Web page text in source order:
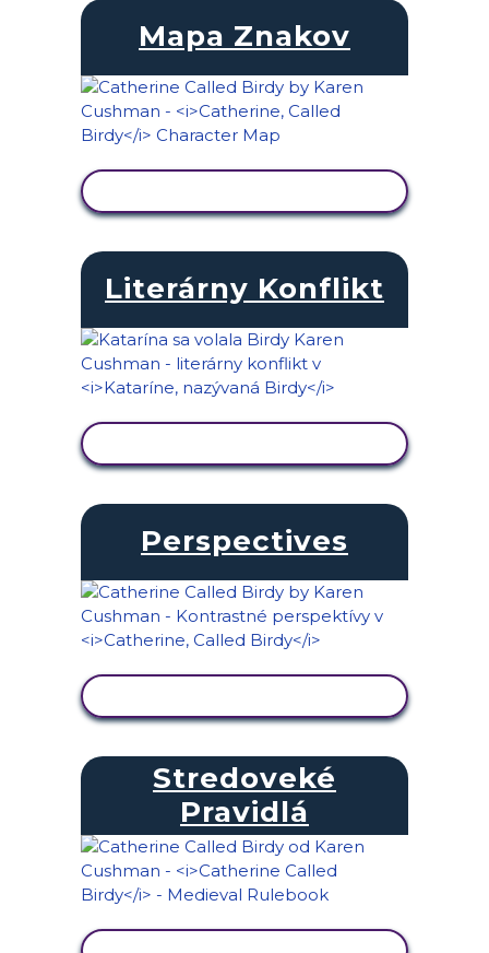
Mapa Znakov
Literárny Konflikt
Perspectives
Stredoveké
Pravidlá